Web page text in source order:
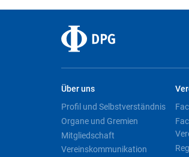
Über uns
Profil und Selbstverständnis
Organe und Gremien
Mitgliedschaft
Vereinskommunikation